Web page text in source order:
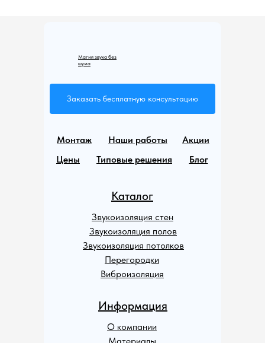
Заказать бесплатную консультацию
Магия звука без
шума
Каталог
Звукоизоляция стен
Звукоизоляция полов
Звукоизоляция потолков
Перегородки
Виброизоляция
Информация
О компании
Монтаж Наши работы
Акции
Цены
Типовые решения Блог